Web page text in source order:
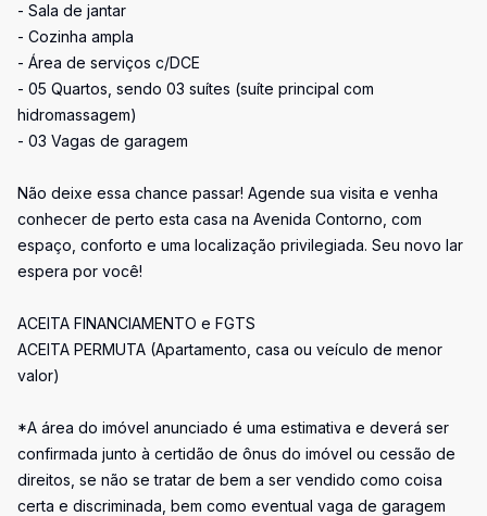
- Sala de jantar
- Cozinha ampla
- Área de serviços c/DCE
- 05 Quartos, sendo 03 suítes (suíte principal com
hidromassagem)
- 03 Vagas de garagem
Não deixe essa chance passar! Agende sua visita e venha
conhecer de perto esta casa na Avenida Contorno, com
espaço, conforto e uma localização privilegiada. Seu novo lar
espera por você!
ACEITA FINANCIAMENTO e FGTS
ACEITA PERMUTA (Apartamento, casa ou veículo de menor
valor)
*A área do imóvel anunciado é uma estimativa e deverá ser
confirmada junto à certidão de ônus do imóvel ou cessão de
direitos, se não se tratar de bem a ser vendido como coisa
certa e discriminada, bem como eventual vaga de garagem